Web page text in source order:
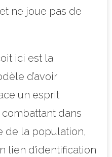
ne joue pas de
ici est la
d’avoir
un esprit
dans
de la population,
lien d’identification